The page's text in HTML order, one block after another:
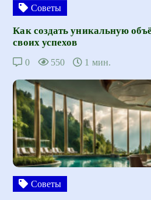
Советы
Как создать уникальную
своих успехов
0 550 1 мин.
Советы